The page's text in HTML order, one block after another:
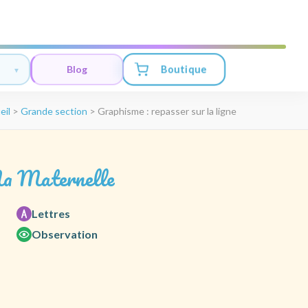
Blog Boutique
> Grande section > Graphisme : repasser sur la ligne
Maternelle
Lettres
Observation